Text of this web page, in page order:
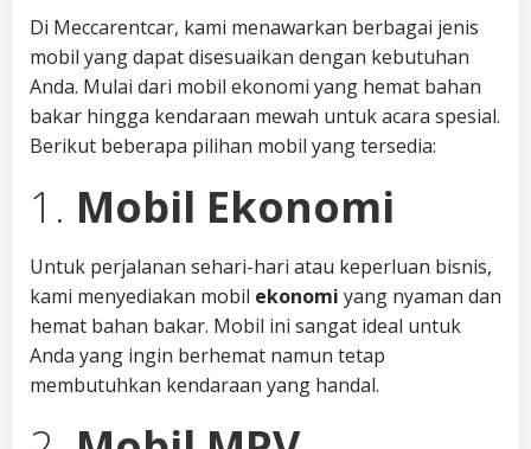
Di Meccarentcar, kami menawarkan berbagai jenis
mobil yang dapat disesuaikan dengan kebutuhan
Anda. Mulai dari mobil ekonomi yang hemat bahan
bakar hingga kendaraan mewah untuk acara spesial.
Berikut beberapa pilihan mobil yang tersedia:
1. Mobil Ekonomi
Untuk perjalanan sehari-hari atau keperluan bisnis,
kami menyediakan mobil ekonomi yang nyaman dan
hemat bahan bakar. Mobil ini sangat ideal untuk
Anda yang ingin berhemat namun tetap
membutuhkan kendaraan yang handal.